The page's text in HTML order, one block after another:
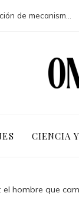
CIENCIA
el hombre que